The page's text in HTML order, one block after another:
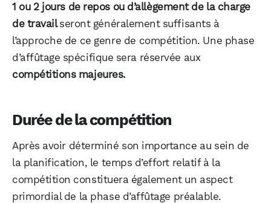
1 ou 2 jours de repos ou d’allègement de la charge
de travailseront généralement suffisants à
l’approche de ce genre de compétition. Une phase
d’affûtage spécifique sera réservée aux
compétitions majeures.
Durée de la compétition
Après avoir déterminé son importance au sein de
la planification, le temps d’effort relatif à la
compétition constituera également un aspect
primordial de la phase d’affûtage préalable.